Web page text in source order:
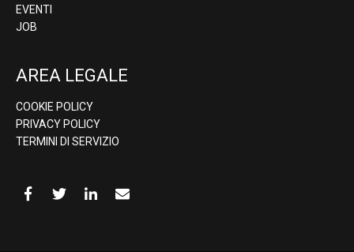
EVENTI
JOB
AREA LEGALE
COOKIE POLICY
PRIVACY POLICY
TERMINI DI SERVIZIO